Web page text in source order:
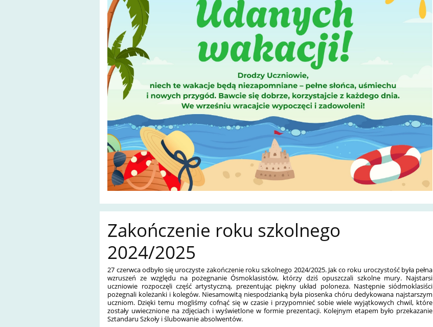
Zakończenie roku szkolnego
2024/2025
27 czerwca odbyło się uroczyste zakończenie roku szkolnego 2024/2025. Jak co roku uroczystość była pełna
wzruszeń ze względu na pożegnanie Ósmoklasistów, którzy dziś opuszczali szkolne mury. Najstarsi
uczniowie rozpoczęli część artystyczną, prezentując piękny układ poloneza. Następnie siódmoklasiści
pożegnali koleżanki i kolegów. Niesamowitą niespodzianką była piosenka chóru dedykowana najstarszym
uczniom. Dzięki temu mogliśmy cofnąć się w czasie i przypomnieć sobie wiele wyjątkowych chwil, które
zostały uwiecznione na zdjęciach i wyświetlone w formie prezentacji. Kolejnym etapem było przekazanie
Sztandaru Szkoły i ślubowanie absolwentów.